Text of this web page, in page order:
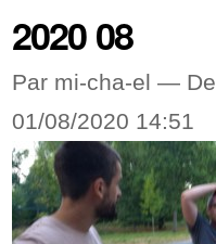
2020 08
Par mi-cha-el —
01/08/2020 14:51